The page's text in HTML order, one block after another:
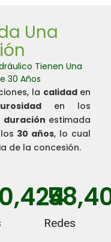
Una
Tienen Una
30 Años
la calidaden
en los
duración estimada
30 años, lo cual
de la concesión.
Redes